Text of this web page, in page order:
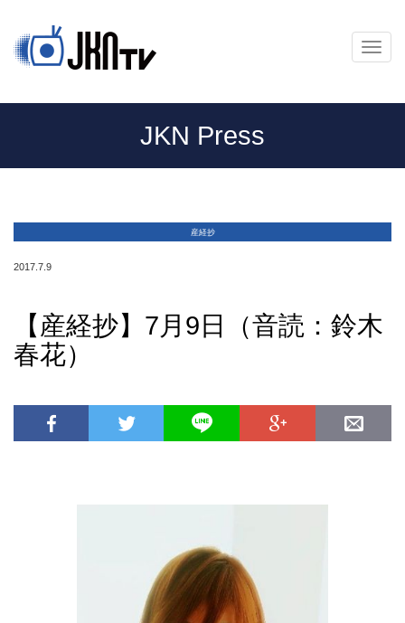
メ
ニ
ー
JKN Press
産経抄
2017.7.9
【産経抄】7月9日（音読：鈴木
春花）